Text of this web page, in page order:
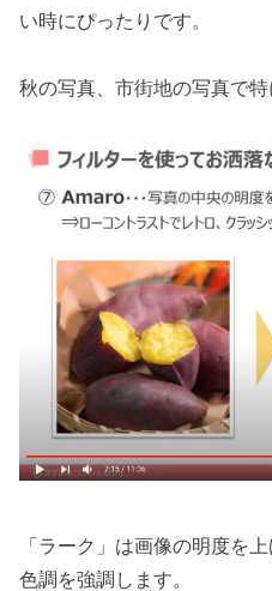
い時にぴったりです。
秋の写真、市街地の写真で特
「ラーク」は画像の明度を
色調を強調します。